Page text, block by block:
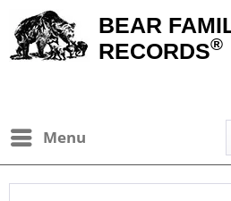
BEAR
RECORDS®
Menu